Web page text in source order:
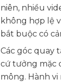
niên, nhiều
không hợp lệ
bắt buộc có
Các góc quay
cứ tưởng mặc
mông. Hành